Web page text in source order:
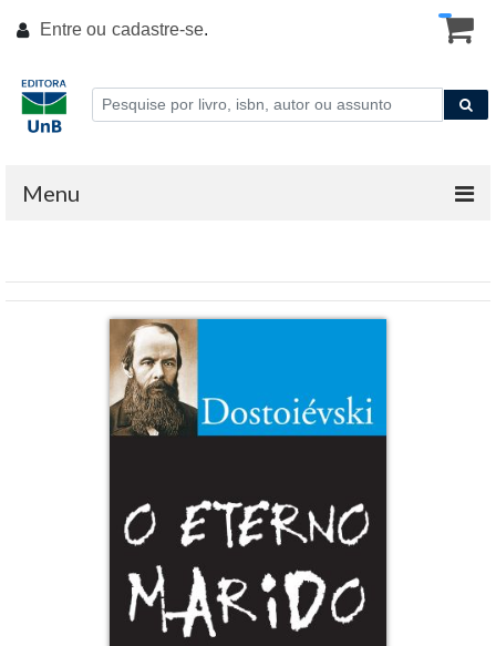
Entre ou cadastre-se.
Menu